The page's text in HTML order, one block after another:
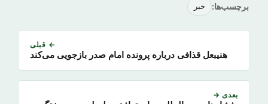
برچسب‌ها: خبر
← قبلی
هنیبعل قذافی درباره پرونده امام صدر بازجویی می‌کند
بعدی →